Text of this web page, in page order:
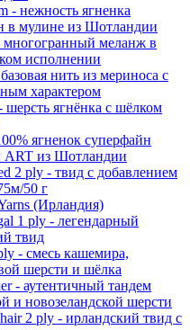
- нежность ягненка
в мулине из Шотландии
многогранный меланж в
исполнении
нить из мериноса с
характером
шерсть ягнёнка с шёлком
ягненок суперфайн
ART из Шотландии
2 ply - твид с добавлением
50 г
(Ирландия)
1 ply - легендарный
твид
- смесь кашемира,
шерсти и шёлка
- аутентичный тандем
и новозеландской шерсти
2 ply - ирландский твид с